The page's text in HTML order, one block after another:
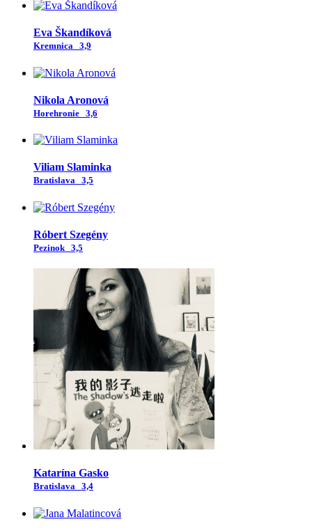
Eva Škandíková
Kremnica 3,9
Nikola Aronová
Horehronie 3,6
Viliam Slaminka
Bratislava 3,5
Róbert Szegény
Pezinok 3,5
Katarína Gasko
Bratislava 3,4